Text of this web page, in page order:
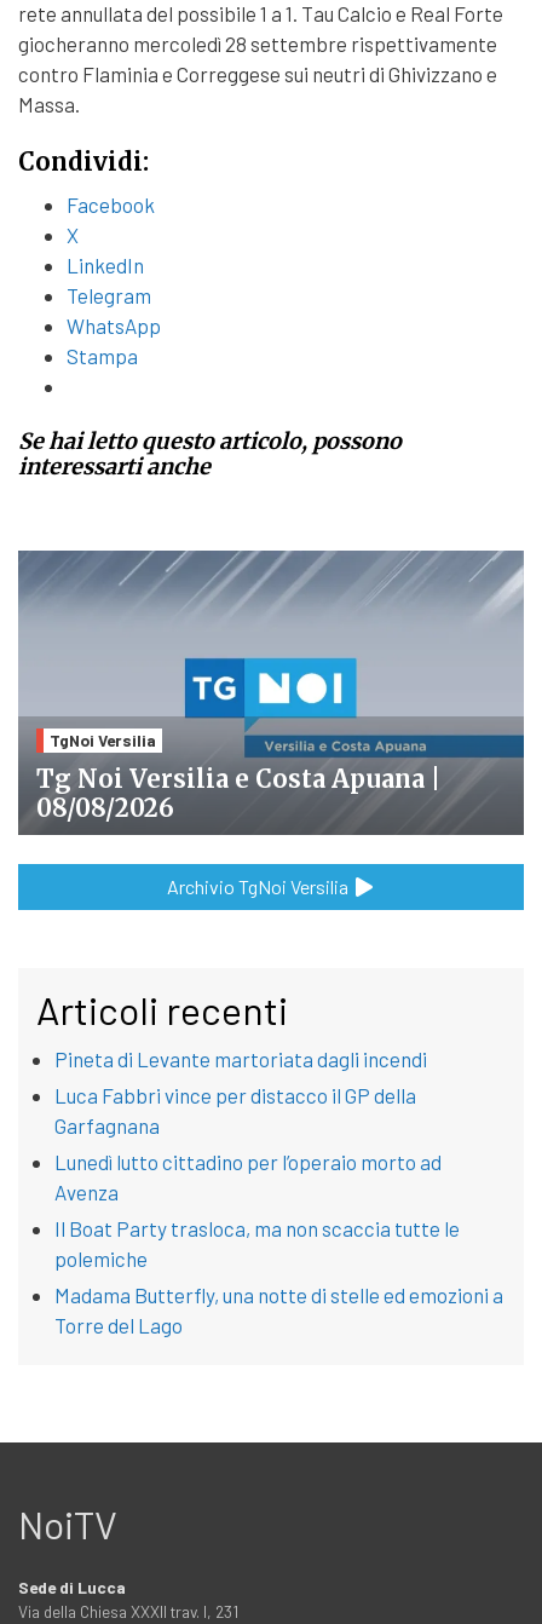
rete annullata del possibile 1 a 1. Tau Calcio e Real Forte
giocheranno mercoledì 28 settembre rispettivamente
contro Flaminia e Correggese sui neutri di Ghivizzano e
Massa.
Condividi:
Facebook
X
LinkedIn
Telegram
WhatsApp
Stampa
Se hai letto questo articolo, possono
interessarti anche
TgNoi Versilia
Tg Noi Versilia e Costa Apuana |
08/08/2026
Archivio TgNoi Versilia
Articoli recenti
Pineta di Levante martoriata dagli incendi
Luca Fabbri vince per distacco il GP della
Garfagnana
Lunedì lutto cittadino per l’operaio morto ad
Avenza
Il Boat Party trasloca, ma non scaccia tutte le
polemiche
Madama Butterfly, una notte di stelle ed emozioni a
Torre del Lago
NoiTV
Sede di Lucca
Via della Chiesa XXXII trav. I, 231